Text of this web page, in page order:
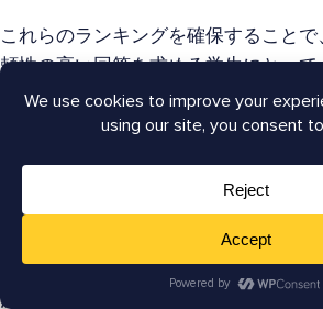
これらのランキングを確保すること
頼性の高い回答を求める学生にとっ
スとなりました。
のソートリーダーとして確立するのに
強調スニペットを獲得する方法：
注目のスニペットを獲得するチャンス